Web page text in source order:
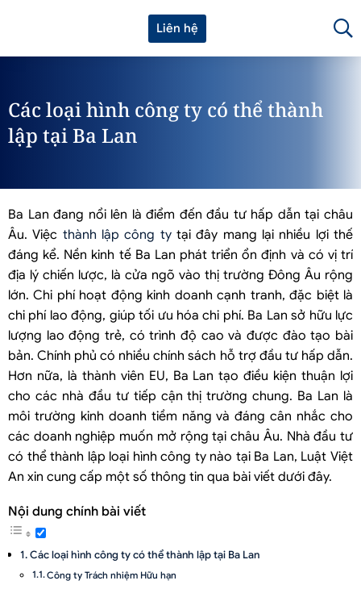
Liên hệ
Các loại hình công ty có thể thành
lập tại Ba Lan
Ba Lan đang nổi lên là điểm đến đầu tư hấp dẫn tại châu
Âu. Việc thành lập công tytại đây mang lại nhiều lợi thế
đáng kể. Nền kinh tế Ba Lan phát triển ổn định và có vị trí
địa lý chiến lược, là cửa ngõ vào thị trường Đông Âu rộng
lớn. Chi phí hoạt động kinh doanh cạnh tranh, đặc biệt là
chi phí lao động, giúp tối ưu hóa chi phí. Ba Lan sở hữu lực
lượng lao động trẻ, có trình độ cao và được đào tạo bài
bản. Chính phủ có nhiều chính sách hỗ trợ đầu tư hấp dẫn.
Hơn nữa, là thành viên EU, Ba Lan tạo điều kiện thuận lợi
cho các nhà đầu tư tiếp cận thị trường chung. Ba Lan là
môi trường kinh doanh tiềm năng và đáng cân nhắc cho
các doanh nghiệp muốn mở rộng tại châu Âu. Nhà đầu tư
có thể thành lập loại hình công ty nào tại Ba Lan, Luật Việt
An xin cung cấp một số thông tin qua bài viết dưới đây.
Nội dung chính bài viết
Các loại hình công ty có thể thành lập tại Ba Lan
Công ty Trách nhiệm Hữu hạn